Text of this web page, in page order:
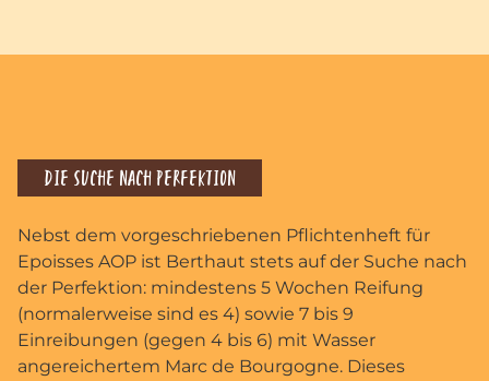
DIE SUCHE NACH PERFEKTION
Nebst dem vorgeschriebenen Pflichtenheft für
Epoisses AOP ist Berthaut stets auf der Suche nach
der Perfektion: mindestens 5 Wochen Reifung
(normalerweise sind es 4) sowie 7 bis 9
Einreibungen (gegen 4 bis 6) mit Wasser
angereichertem Marc de Bourgogne. Dieses